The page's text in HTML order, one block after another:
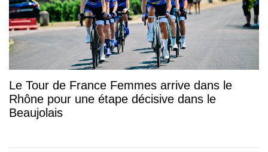
Le Tour de France Femmes arrive dans le
Rhône pour une étape décisive dans le
Beaujolais